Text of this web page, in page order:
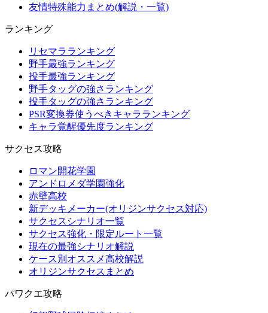
友情特殊能力まとめ(解説・一覧)
ランキング
リセマラランキング
野手最強ランキング
投手最強ランキング
野手タッグの強さランキング
投手タッグの強さランキング
PSR変換券使うべきキャラランキング
キャラ覚醒優先度ランキング
サクセス攻略
ロマン開花学園
アンドロメダ学園強化
赤壁高校
新デッキメーカー(オリジンサクセス対応)
サクセスシナリオ一覧
サクセス強化・限定ルート一覧
現在の最強シナリオ解説
ケース別オススメ高校解説
オリジンサクセスまとめ
パワクエ攻略